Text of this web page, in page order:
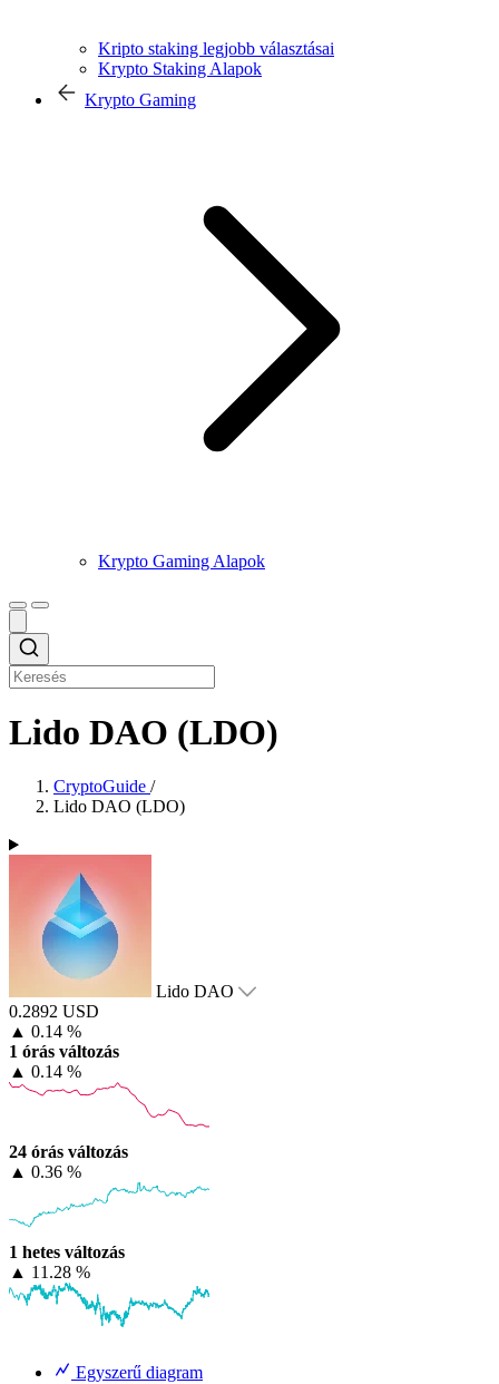
Kripto staking legjobb választásai
Krypto Staking Alapok
Krypto Gaming
Krypto Gaming Alapok
Lido DAO (LDO)
CryptoGuide /
Lido DAO (LDO)
Lido DAO
0.2892 USD
▲ 0.14 %
1 órás változás
▲ 0.14 %
24 órás változás
▲ 0.36 %
1 hetes változás
▲ 11.28 %
Egyszerű diagram